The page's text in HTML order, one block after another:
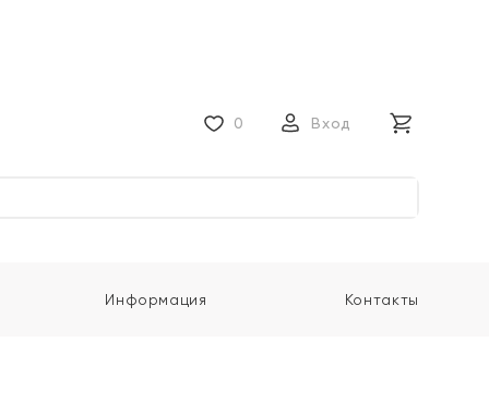
0 Вход
Информация Контакты